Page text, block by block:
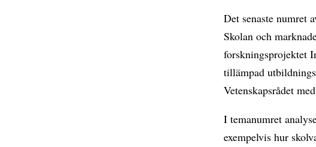
Det senaste numret
Skolan och
forskningsprojektet
tillämpad
Vetenskapsrådet
I temanumret
exempelvis hur